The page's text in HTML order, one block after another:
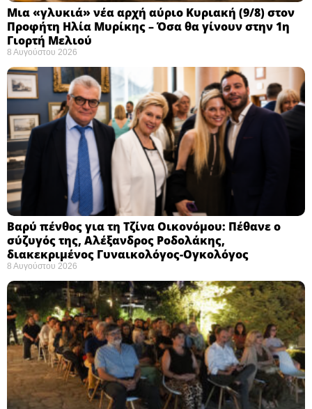
Μια «γλυκιά» νέα αρχή αύριο Κυριακή (9/8) στον
Προφήτη Ηλία Μυρίκης – Όσα θα γίνουν στην 1η
Γιορτή Μελιού
8 Αυγούστου 2026
Βαρύ πένθος για τη Τζίνα Οικονόμου: Πέθανε ο
σύζυγός της, Αλέξανδρος Ροδολάκης,
διακεκριμένος Γυναικολόγος-Ογκολόγος
8 Αυγούστου 2026